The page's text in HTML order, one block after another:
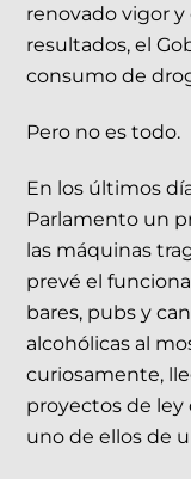
renovado vigor
resultados, el
consumo de
Pero no es todo.
En los últimos
Parlamento un
las máquinas
prevé el
bares, pubs y
alcohólicas al
curiosamente,
proyectos de ley
uno de ellos de